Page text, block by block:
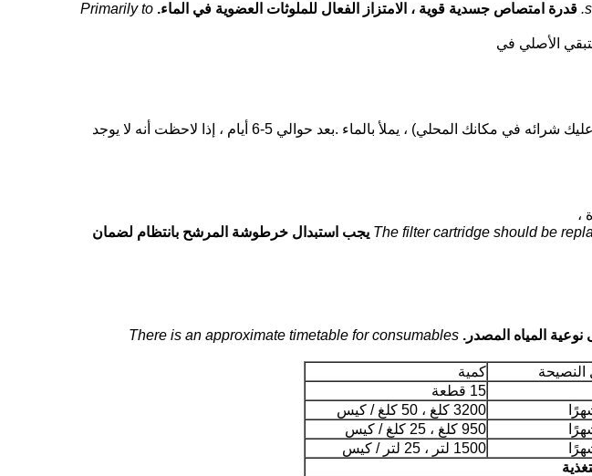
قدرة امتصاص جسدية قوية ، الامتزاز الفعال للملوثات العضوية في الماء. Primarily to
الأصلي في
خزان الملح: يجب أن يملأ الملح الصناعي في خزان الملح حوالي 5 كجم ، (الملح الخشن الذي يجب عليك شرائه في مكانك المحلي) ، يملأ بالماء .بعد حوالي 5-6 أيام ، إذا لاحظت أنه لا يوجد
،
The filter cartridge should be يجب استبدال خرطوشة المرشح بانتظام لضمان
نوعية المياه المصدر. There is an approximate timetable for consumables
كمية
15 قطعة
3200 كلغ ، 50 كلغ / كيس
950 كلغ ، 25 كلغ / كيس
1500 لتر ، 25 لتر / كيس